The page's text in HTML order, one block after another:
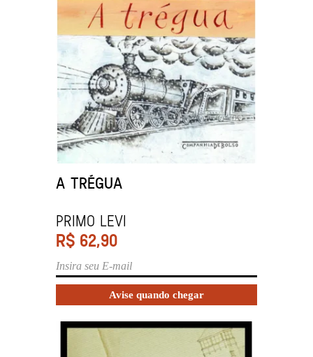
A TRÉGUA
PRIMO LEVI
R$ 62,90